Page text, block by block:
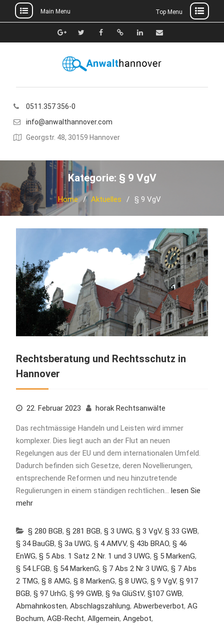
to
Main Menu Top Menu
Google+TwitterFacebook
Xing Linkedin
E-
0511.357 356-0
info@anwalthannover.com
Georgstr. 48, 30159 Hannover
Kategorie: § 9 VgV
Home Aktuelles § 9 VgV
Rechtsberatung und Rechtsschutz in
Hannover
22. Februar 2023 horak Rechtsanwälte
Das rechtmässige Handeln und Leisten wird immer
komplexer. Dies liegt auch an der Flut an neuen
Regelungen aus der EU und dem internationalen Umfeld.
Dadurch befinden sich Gesetze, deren Novellierungen,
entsprechende Reformen und neu hinzutretende
Regulierungen in einem ständigen rechtlichen… lesen Sie
mehr
§ 280 BGB, § 281 BGB, § 3 UWG, § 3 VgV, § 33 GWB,
§ 34 BauGB, § 3a UWG, § 4 AMVV, § 43b BRAO, § 46
EnWG, § 5 Abs. 1 Satz 2 Nr. 1 und 3 UWG, § 5 MarkenG,
§ 54 LFGB, § 54 MarkenG, § 7 Abs 2 Nr 3 UWG, § 7 Abs
2 TMG, § 8 AMG, § 8 MarkenG, § 8 UWG, § 9 VgV, § 917
BGB, § 97 UrhG, § 99 GWB, § 9a GlüStV, §107 GWB,
Abmahnkosten, Abschlagszahlung, Abwerbeverbot, AG
Bochum, AGB-Recht, Allgemein, Angebot,